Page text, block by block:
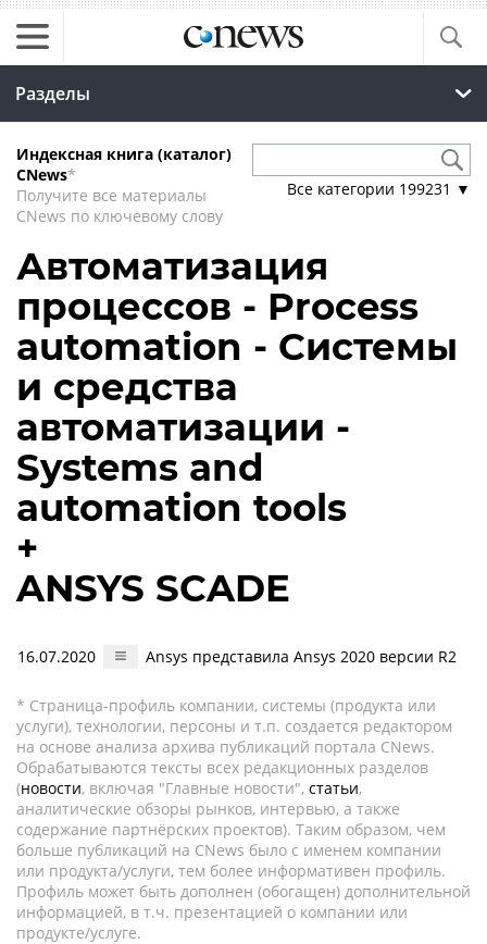
Разделы
Индексная книга (каталог)
CNews*
Получите все материалы
CNews по ключевому слову
Все категории 199231 ▼
Автоматизация
процессов - Process
automation - Системы
и средства
автоматизации -
Systems and
automation tools
+
ANSYS SCADE
16.07.2020 Ansys представила Ansys 2020 версии R2
* Страница-профиль компании, системы (продукта или
услуги), технологии, персоны и т.п. создается редактором
на основе анализа архива публикаций портала CNews.
Обрабатываются тексты всех редакционных разделов
(новости, включая "Главные новости", статьи,
аналитические обзоры рынков, интервью, а также
содержание партнёрских проектов). Таким образом, чем
больше публикаций на CNews было с именем компании
или продукта/услуги, тем более информативен профиль.
Профиль может быть дополнен (обогащен) дополнительной
информацией, в т.ч. презентацией о компании или
продукте/услуге.